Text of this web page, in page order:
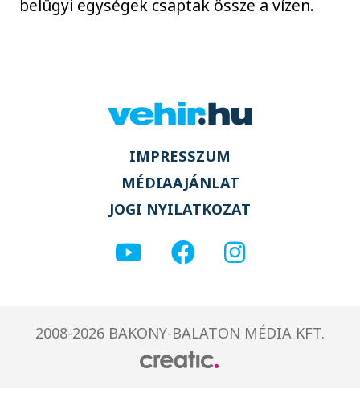
belügyi egységek csaptak össze a vízen.
IMPRESSZUM
MÉDIAAJÁNLAT
JOGI NYILATKOZAT
2008-2026 BAKONY-BALATON MÉDIA KFT.